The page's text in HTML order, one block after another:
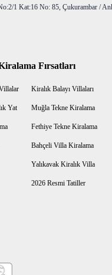
1 Kat:16 No: 85, Çukurambar /
Fırsatları
Kiralık Balayı Villaları
Yat Muğla Tekne Kiralama
Fethiye Tekne Kiralama
Bahçeli Villa Kiralama
Yalıkavak Kiralık Villa
2026 Resmi Tatiller